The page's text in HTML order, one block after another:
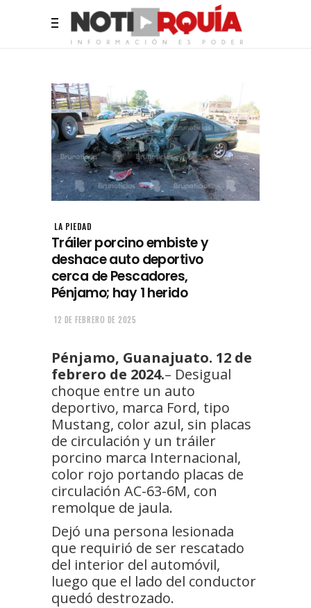
LA PIEDAD
Tráiler porcino embiste y
deshace auto deportivo
cerca de Pescadores,
Pénjamo; hay 1 herido
12 DE FEBRERO DE 2025
Pénjamo, Guanajuato. 12 de
febrero de 2024.– Desigual
choque entre un auto
deportivo, marca Ford, tipo
Mustang, color azul, sin placas
de circulación y un tráiler
porcino marca Internacional,
color rojo portando placas de
circulación AC-63-6M, con
remolque de jaula.
Dejó una persona lesionada
que requirió de ser rescatado
del interior del automóvil,
luego que el lado del conductor
quedó destrozado.